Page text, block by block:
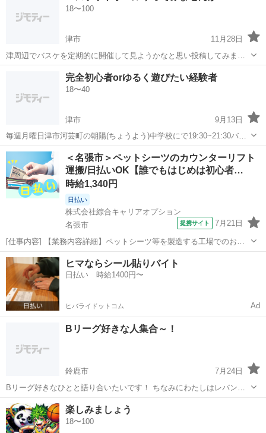
18〜100
津市
11月28日
津周辺でバスケを定期的に開催して見ようかなと思い投稿してみまし
た！ 自分はバスケ経験者ですが、初心者大歓迎です！ みんなで楽しく
スポーツをやってみたいです！ 自分はダイエットのために始めようと
思います！ ぜひよろしくお願いし...
バスケットボール バスケ
完全初心者orゆるく遊びたい経験者
18〜40
津市
9月13日
毎週月曜日津市河芸町の朝陽(ちょうよう)中学校にで19:30~21:30バス
ケットボールを楽しんでます！完全初心者と経験者どちらもウエルカ
ムなのですが、両方が同時に楽しめるのは無理があると判断しました
ので、各週で分けて楽しめ...
三重 津市 バスケットボール 初心者
＜名張市＞ペットシーツのカウンターリフト
運搬/日払いOK【誰でもはじめは初心者…
時給1,340円
日払い
株式会社綜合キャリアオプション
名張市
提携サイト 7月21日
[仕事内容] 【業務内容詳細】ペットシーツ等を製造する工場でのお仕
事です。 カウンターリフトでの運搬のお仕事をお任せします。 5:30～
14:30もしくは14:00～23:00の時間帯専属勤務です。 【取扱製品情報】
ペットシ...
三重 名張市 工場
ヒマならシール貼りバイト
日払い 時給1400円〜
ヒバライドットコム Ad
Bリーグ好きな人集合～！
鈴鹿市
7月24日
Bリーグ好きなひとと語り合いたいです！ ちなみにわたしはレバンガ
北海道ブースターです！ なぜ北海道推しなのか？ 答えは友達になって
から、、、笑笑 よろしくお願いします🙇‍♀️
三重 鈴鹿市 バスケットボール
楽しみましょう
18〜100